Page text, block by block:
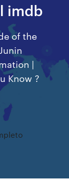
imdb
of the
|
Know ?